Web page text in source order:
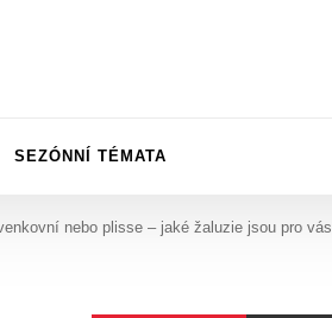
SEZÓNNÍ TÉMATA
nebo plisse – jaké žaluzie jsou pro